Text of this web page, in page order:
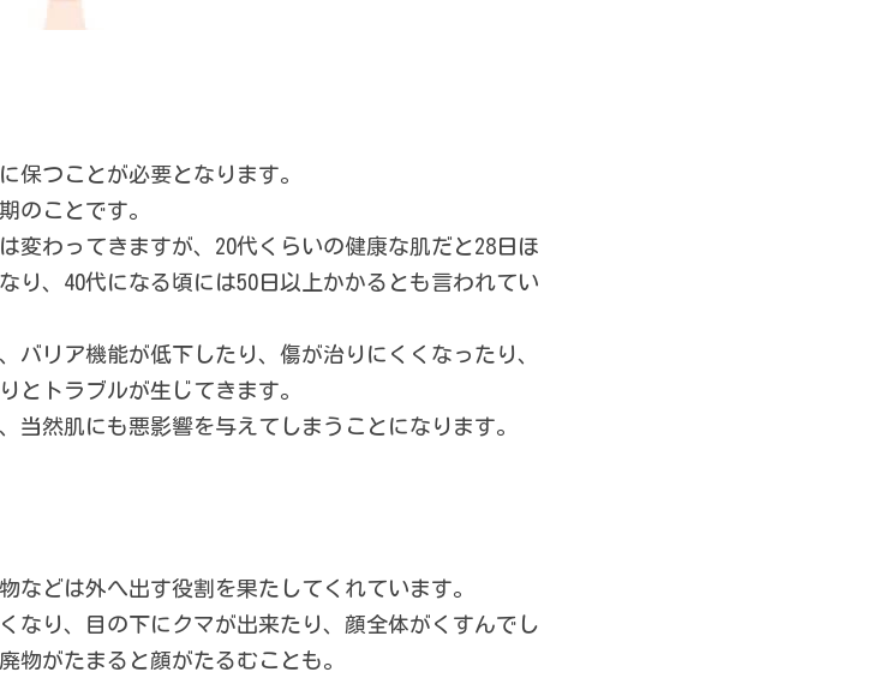
保つことが必要となります。
のことです。
変わってきますが、20代くらいの健康な肌だと28日ほ
り、40代になる頃には50日以上かかるとも言われてい
バリア機能が低下したり、傷が治りにくくなったり、
とトラブルが生じてきます。
当然肌にも悪影響を与えてしまうことになります。
などは外へ出す役割を果たしてくれています。
なり、目の下にクマが出来たり、顔全体がくすんでし
物がたまると顔がたるむことも。